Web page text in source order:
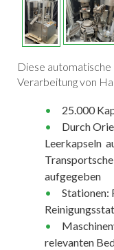
Diese automatische
Verarbeitung von
25.000
Durch
Leerkapseln
aufgegeben
Stationen:
relevanten